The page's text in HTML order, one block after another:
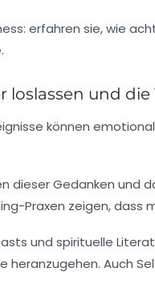
loslassen und
können
dieser Gedanken
Praxen zeigen, dass
und spirituelle
Auch